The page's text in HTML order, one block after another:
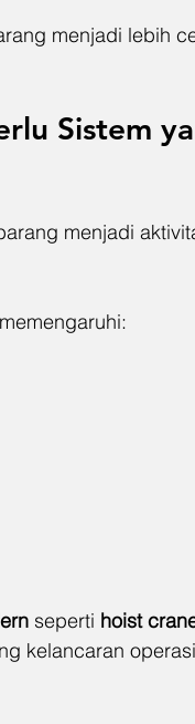
menjadi lebih
Sistem
menjadi
seperti hoist
kelancaran